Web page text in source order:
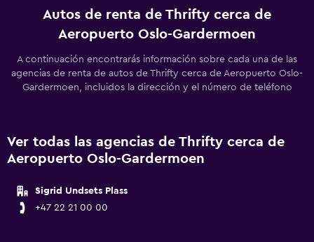
Autos de renta de Thrifty cerca de
Aeropuerto Oslo-Gardermoen
A continuación encontrarás información sobre cada una de las
agencias de renta de autos de Thrifty cerca de Aeropuerto Oslo-
Gardermoen, incluidos la dirección y el número de teléfono
Ver todas las agencias de Thrifty cerca de
Aeropuerto Oslo-Gardermoen
Sigrid Undsets Plass
+47 22 21 00 00